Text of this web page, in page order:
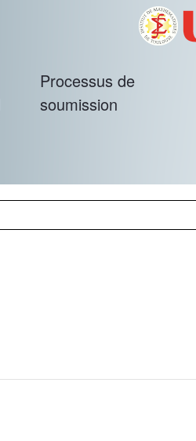
Processus de
soumission